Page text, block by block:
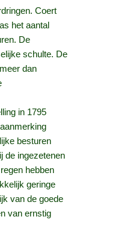
Coert
het aantal
De
schulte. De
dan
in 1795
besturen
de ingezetenen
hebben
geringe
van de goede
van ernstig